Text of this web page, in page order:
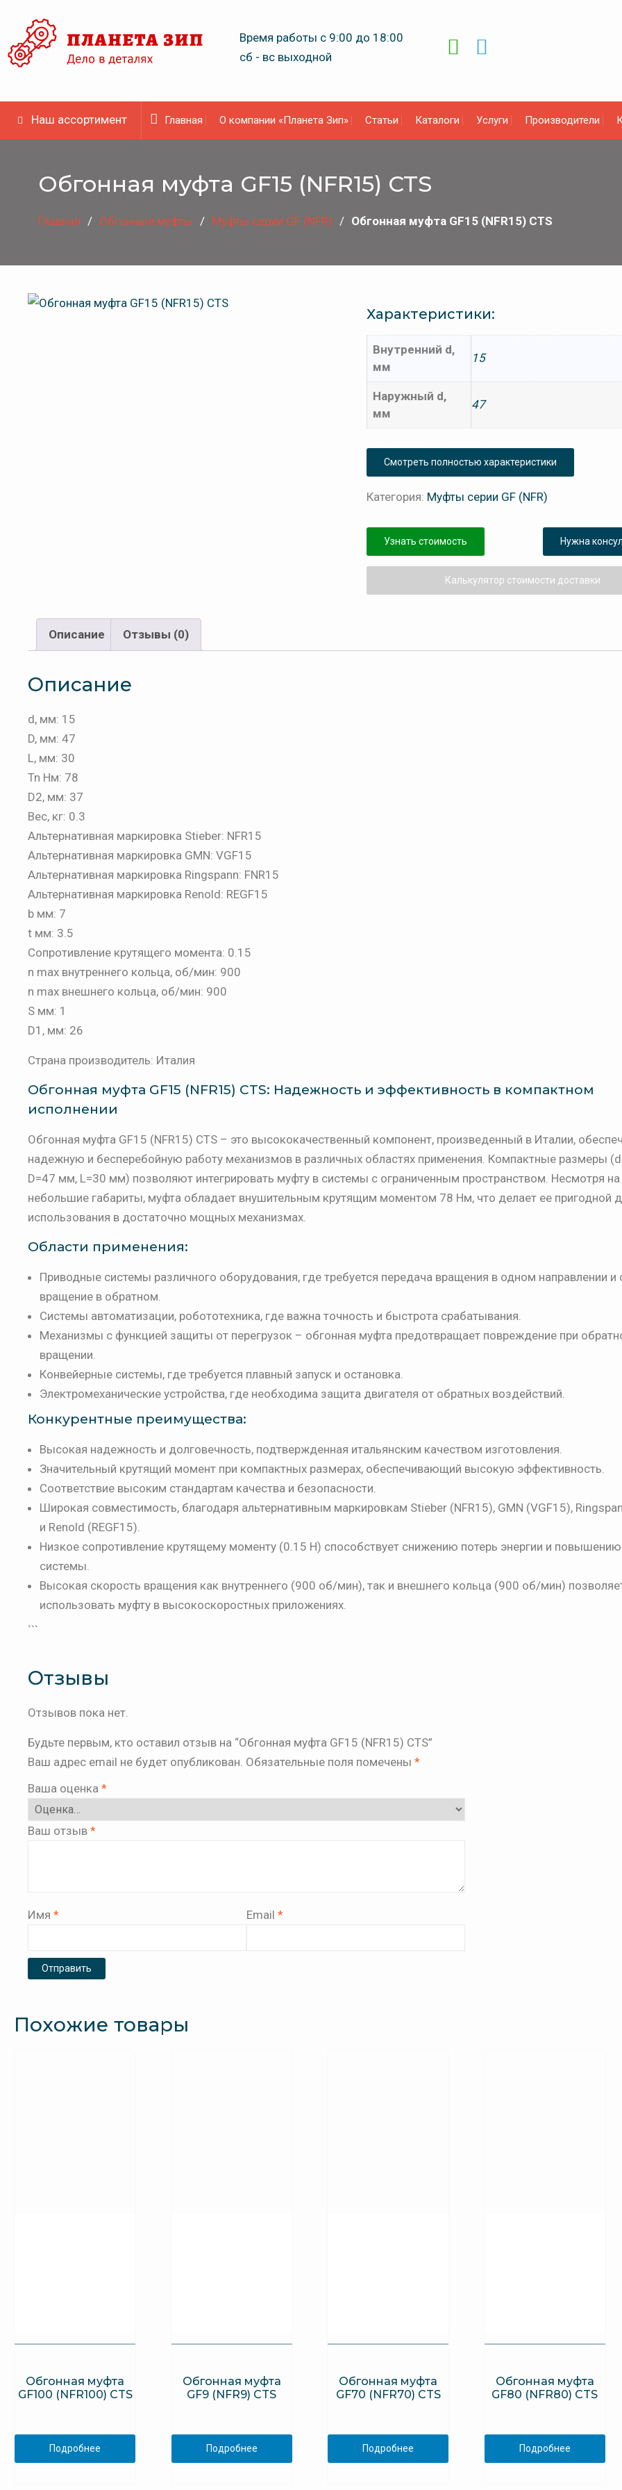
content
Время работы с 9:00 до 18:00
сб - вс выходной
Наш ассортимент Главная О компании «Планета Зип» Статьи Каталоги Услуги Производители
Обгонная муфта GF15 (NFR15) CTS
Главная Обгонные муфты Муфты серии GF (NFR) Обгонная муфта GF15 (NFR15) CTS
Характеристики:
Внутренний d,
мм
15
Наружный d,
мм
47
Смотреть полностью характеристики
Категория: Муфты серии GF (NFR)
Узнать стоимость Нужна
Калькулятор стоимости доставки
Описание Отзывы (0)
Описание
d, мм: 15
D, мм: 47
L, мм: 30
Tn Нм: 78
D2, мм: 37
Вес, кг: 0.3
Альтернативная маркировка Stieber: NFR15
Альтернативная маркировка GMN: VGF15
Альтернативная маркировка Ringspann: FNR15
Альтернативная маркировка Renold: REGF15
b мм: 7
t мм: 3.5
Сопротивление крутящего момента: 0.15
n max внутреннего кольца, об/мин: 900
n max внешнего кольца, об/мин: 900
S мм: 1
D1, мм: 26
Страна производитель: Италия
Обгонная муфта GF15 (NFR15) CTS: Надежность и эффективность в компактном
исполнении
Обгонная муфта GF15 (NFR15) CTS – это высококачественный компонент, произведенный в Италии,
надежную и бесперебойную работу механизмов в различных областях применения. Компактные размеры
D=47 мм, L=30 мм) позволяют интегрировать муфту в системы с ограниченным пространством. Несмотря на
небольшие габариты, муфта обладает внушительным крутящим моментом 78 Нм, что делает ее пригодной
использования в достаточно мощных механизмах.
Области применения:
Приводные системы различного оборудования, где требуется передача вращения в одном направлении и
вращение в обратном.
Системы автоматизации, робототехника, где важна точность и быстрота срабатывания.
Механизмы с функцией защиты от перегрузок – обгонная муфта предотвращает повреждение при
вращении.
Конвейерные системы, где требуется плавный запуск и остановка.
Электромеханические устройства, где необходима защита двигателя от обратных воздействий.
Конкурентные преимущества:
Высокая надежность и долговечность, подтвержденная итальянским качеством изготовления.
Значительный крутящий момент при компактных размерах, обеспечивающий высокую эффективность.
Соответствие высоким стандартам качества и безопасности.
Широкая совместимость, благодаря альтернативным маркировкам Stieber (NFR15), GMN (VGF15),
и Renold (REGF15).
Низкое сопротивление крутящему моменту (0.15 Н) способствует снижению потерь энергии и
системы.
Высокая скорость вращения как внутреннего (900 об/мин), так и внешнего кольца (900 об/мин)
использовать муфту в высокоскоростных приложениях.
```
Отзывы
Отзывов пока нет.
Будьте первым, кто оставил отзыв на “Обгонная муфта GF15 (NFR15) CTS”
Ваш адрес email не будет опубликован. Обязательные поля помечены *
Ваша оценка *
Ваш отзыв *
Имя * Email *
Похожие товары
Обгонная муфта
GF100 (NFR100) CTS
Подробнее
Обгонная муфта
GF9 (NFR9) CTS
Подробнее
Обгонная муфта
GF70 (NFR70) CTS
Подробнее
Обгонная муфта
GF80 (NFR80) CTS
Подробнее